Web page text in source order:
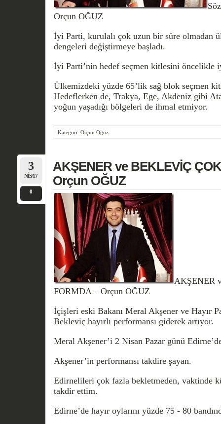
Orçun OĞUZ
İyi Parti, kurulalı çok uzun bir süre olmadan
dengeleri değiştirmeye başladı.
İyi Parti’nin hedef seçmen kitlesini öncelikle
Ülkemizdeki yüzde 65’lik sağ blok seçmen
Hedeflerken de, Trakya, Ege, Akdeniz gibi
yoğun yaşadığı bölgeleri de ihmal etmiyor.
Kategori: Orçun Oğuz
3
NIS/17
0
AKŞENER ve BEKLEVİÇ
Orçun OĞUZ
AKŞENER
FORMDA – Orçun OĞUZ
İçişleri eski Bakanı Meral Akşener ve Hayır
Bekleviç hayırlı performansı giderek artıyor.
Meral Akşener’i 2 Nisan Pazar günü
Akşener’in performansı takdire şayan.
Edirnelileri çok fazla bekletmeden, vaktinde
takdir ettim.
Edirne’de hayır oylarını yüzde 75 ­- 80